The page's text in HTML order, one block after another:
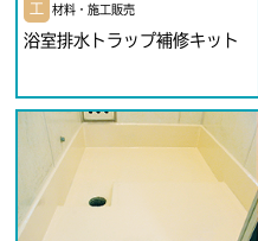
工 材料・施工販売
浴室排水トラップ補修キット